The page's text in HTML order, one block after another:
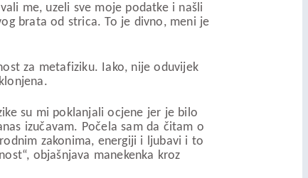
me, uzeli sve moje podatke i našli
brata od strica. To je divno, meni je
za metafiziku. Iako, nije oduvijek
su mi poklanjali ocjene jer je bilo
izučavam. Počela sam da čitam o
zakonima, energiji i ljubavi i to
objašnjava manekenka kroz